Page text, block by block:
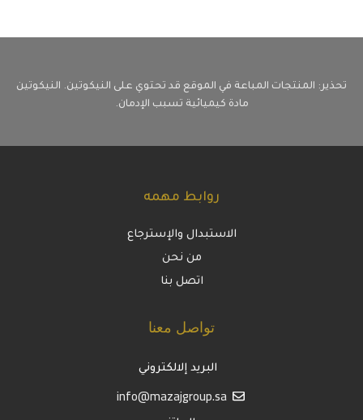
تحذير: المنتجات المباعة في الموقع قد تحتوي على النيكوتين. النيكوتين
مادة كيميائية تسبب الإدمان.
روابط مهمه
الاستبدال والإسترجاع
من نحن
اتصل بنا
تواصل معنا
البريد إلالكتروني
info@mazajgroup.sa